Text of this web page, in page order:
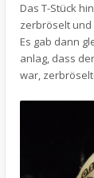
Das T-Stück
zerbröselt und
Es gab dann
anlag, dass
war,